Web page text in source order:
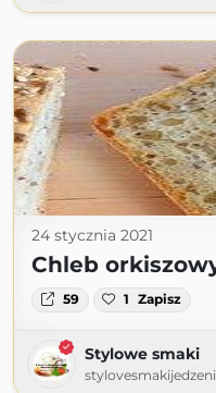
24 stycznia 2021
Chleb
59 1 Zapisz
Stylowe smaki